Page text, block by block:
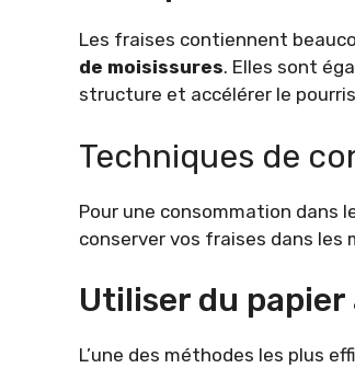
Les fraises contiennent
de moisissures. Elles sont
structure et accélérer le
Techniques de
Pour une consommation dans
conserver vos fraises dans les
Utiliser du
L’une des méthodes les plus